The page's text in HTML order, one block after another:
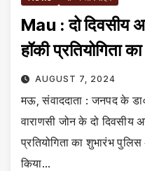
Mau : दो दिवसीय
हॉकी प्रतियोगिता
AUGUST 7, 2024
मऊ, संवाददाता : जनपद के
वाराणसी जोन के दो दिवसीय
प्रतियोगिता का शुभारंभ
किया…